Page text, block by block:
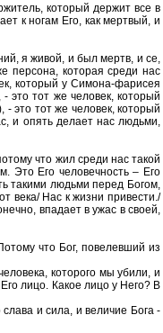
который держит все в
к ногам Его, как мертвый, и
я живой, и был мертв, и се,
персона, которая среди нас
который у Симона-фарисея
это тот же человек, который
это тот же человек, который
и опять делает нас людьми,
что жил среди нас такой
Это Его человечность – Его
такими людьми перед Богом,
века/ Нас к жизни привести./
впадает в ужас в своей,
что Бог, повелевший из
которого мы убили, и
лицо. Какое лицо у Него? В
и сила, и величие Бога -